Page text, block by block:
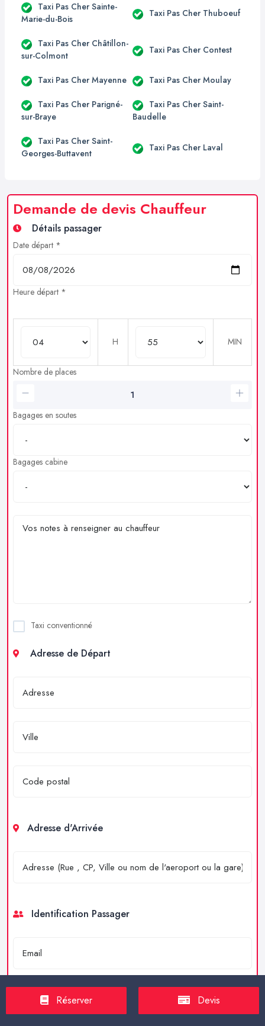
Taxi Pas Cher Sainte-
Marie-du-Bois
Taxi Pas Cher Thuboeuf
Taxi Pas Cher Châtillon-
sur-Colmont
Taxi Pas Cher Contest
Taxi Pas Cher Mayenne Taxi Pas Cher Moulay
Taxi Pas Cher Parigné-
sur-Braye
Taxi Pas Cher Saint-
Baudelle
Taxi Pas Cher Saint-
Georges-Buttavent
Taxi Pas Cher Laval
Demande de devis Chauffeur
Détails passager
Date départ *
Heure départ *
H MIN
Nombre de places
Bagages en soutes
Bagages cabine
Taxi conventionné
Adresse de Départ
Adresse d'Arrivée
Identification Passager
Réserver Devis